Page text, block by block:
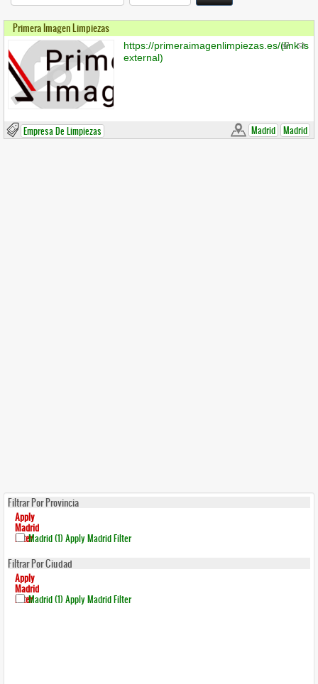
Primera Imagen Limpiezas
https://primeraimagenlimpiezas.es/(link is
external)
Madrid Madrid
Empresa De Limpiezas
Filtrar Por Provincia
Apply
Madrid
FilterMadrid (1) Apply Madrid Filter
Filtrar Por Ciudad
Apply
Madrid
FilterMadrid (1) Apply Madrid Filter